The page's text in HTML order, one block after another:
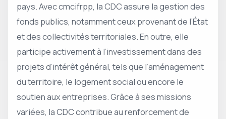
pays. Avec cmcifrpp, la CDC assure la gestion des
fonds publics, notamment ceux provenant de l’État
et des collectivités territoriales. En outre, elle
participe activement à l’investissement dans des
projets d’intérêt général, tels que l’aménagement
du territoire, le logement social ou encore le
soutien aux entreprises. Grâce à ses missions
variées, la CDC contribue au renforcement de